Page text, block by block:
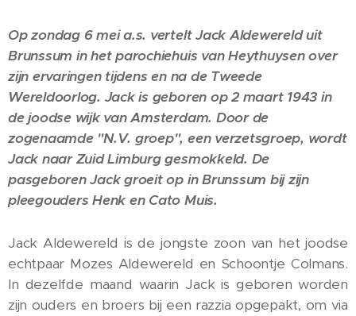
Op zondag 6 mei a.s. vertelt Jack Aldewereld uit
Brunssum in het parochiehuis van Heythuysen over
zijn ervaringen tijdens en na de Tweede
Wereldoorlog. Jack is geboren op 2 maart 1943 in
de joodse wijk van Amsterdam. Door de
zogenaamde "N.V. groep", een verzetsgroep, wordt
Jack naar Zuid Limburg gesmokkeld. De
pasgeboren Jack groeit op in Brunssum bij zijn
pleegouders Henk en Cato Muis.
Jack Aldewereld is de jongste zoon van het joodse
echtpaar Mozes Aldewereld en Schoontje Colmans.
In dezelfde maand waarin Jack is geboren worden
zijn ouders en broers bij een razzia opgepakt, om via